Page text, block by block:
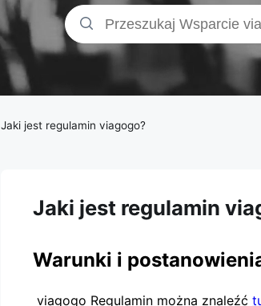
Jaki jest regulamin viagogo?
Jaki jest regulamin
Warunki i
viagogo Regulamin można znaleźć